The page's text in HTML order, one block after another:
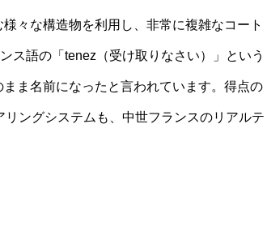
々な構造物を利用し、非常に複雑なコート
ス語の「tenez（受け取りなさい）」という
ま名前になったと言われています。得点の
ングシステムも、中世フランスのリアルテ